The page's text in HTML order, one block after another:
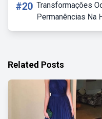
#20 Transformações
Permanências Na
Related Posts